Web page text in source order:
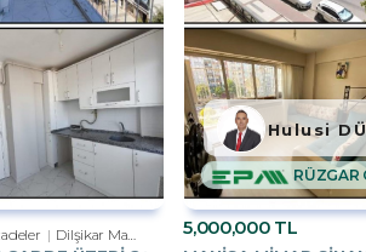
Dilşikar Mah. 5,000,000 TL
RÜZGAR
Hulusi